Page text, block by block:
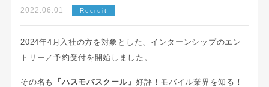
2022.06.01 Recruit
2024年4月入社の方を対象とした、インターンシップのエン
トリー／予約受付を開始しました。
その名も 『ハスモバスクール』好評！モバイル業界を知る！